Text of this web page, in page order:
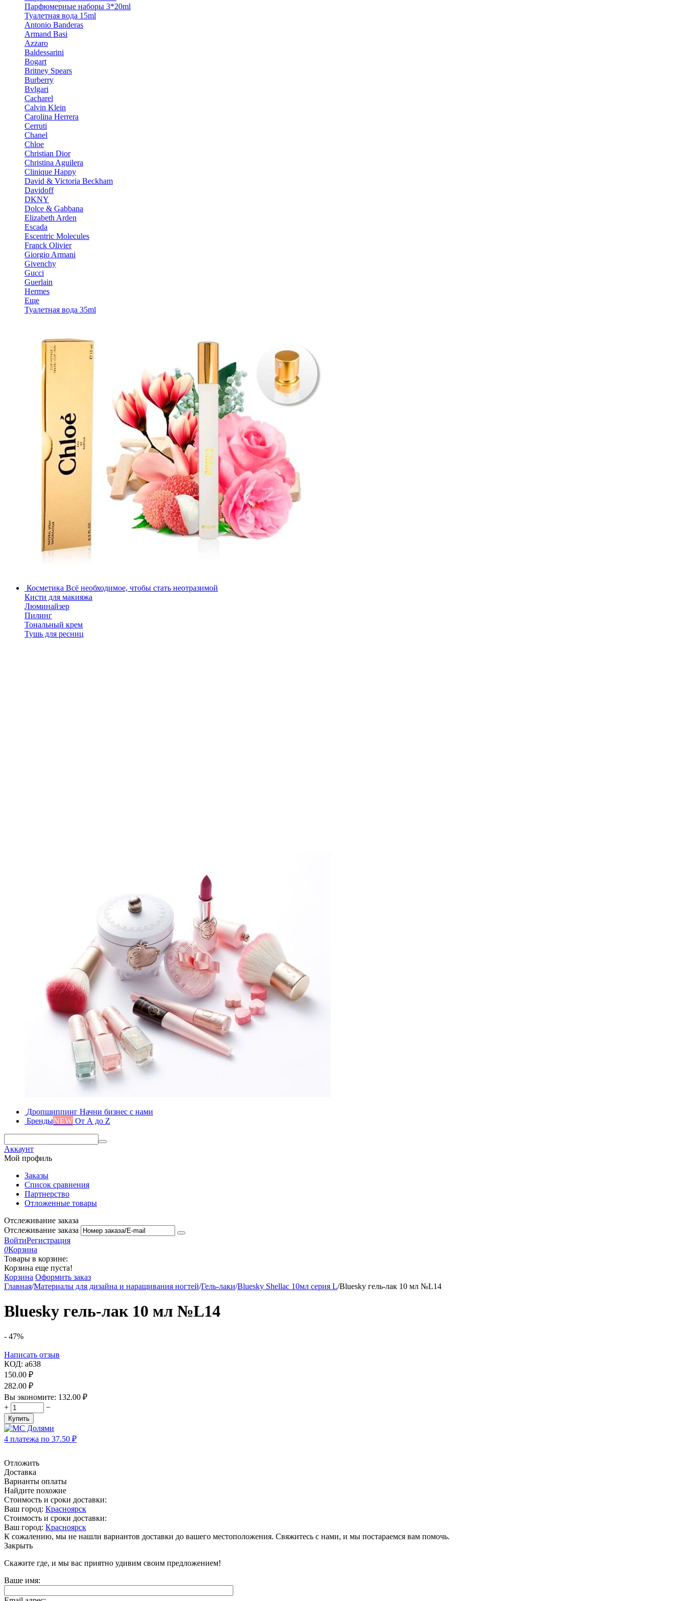
Парфюмерные наборы 3*20ml
Туалетная вода 15ml
Antonio Banderas
Armand Basi
Azzaro
Baldessarini
Bogart
Britney Spears
Burberry
Bvlgari
Cacharel
Calvin Klein
Carolina Herrera
Cerruti
Chanel
Chloe
Christian Dior
Christina Aguilera
Clinique Happy
David & Victoria Beckham
Davidoff
DKNY
Dolce & Gabbana
Elizabeth Arden
Escada
Escentric Molecules
Franck Olivier
Giorgio Armani
Givenchy
Gucci
Guerlain
Hermes
Еще
Туалетная вода 35ml
Косметика Всё необходимое, чтобы стать неотразимой
Кисти для макияжа
Люминайзер
Пилинг
Тональный крем
Тушь для ресниц
Дропшиппинг Начни бизнес с нами
БрендыNEW От А до Z
Аккаунт
Мой профиль
Заказы
Список сравнения
Партнерство
Отложенные товары
Отслеживание заказа
Отслеживание заказа
ВойтиРегистрация
0Корзина
Товары в корзине:
Корзина еще пуста!
Корзина Оформить заказ
Главная/Материалы для дизайна и наращивания ногтей/Гель-лаки/Bluesky Shellac 10мл серия L/Bluesky гель-лак 10 мл №L14
Bluesky гель-лак 10 мл №L14
- 47%
Написать отзыв
КОД: a638
150.00 ₽
282.00 ₽
Вы экономите: 132.00 ₽
+
−
Купить
4 платежа по 37.50 ₽
Отложить
Доставка
Варианты оплаты
Найдите похожие
Стоимость и сроки доставки:
Ваш город: Красноярск
Стоимость и сроки доставки:
Ваш город: Красноярск
К сожалению, мы не нашли вариантов доставки до вашего местоположения. Свяжитесь с нами, и мы постараемся вам помочь.
Закрыть
Скажите где, и мы вас приятно удивим своим предложением!
Ваше имя: